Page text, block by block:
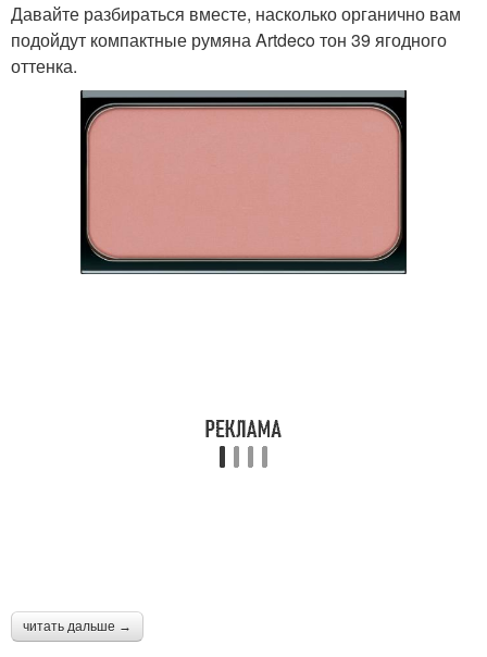
Давайте разбираться вместе, насколько органично вам
подойдут компактные румяна Artdeco тон 39 ягодного
оттенка.
читать дальше →